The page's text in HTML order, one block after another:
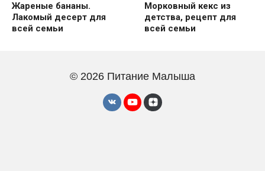
Жареные бананы.
Лакомый десерт для
всей семьи
Морковный кекс из
детства, рецепт для
всей семьи
© 2026 Питание Малыша